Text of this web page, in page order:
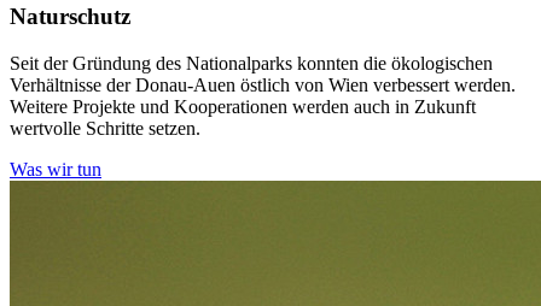
Naturschutz
Seit der Gründung des Nationalparks konnten die ökologischen
Verhältnisse der Donau-Auen östlich von Wien verbessert werden.
Weitere Projekte und Kooperationen werden auch in Zukunft
wertvolle Schritte setzen.
Was wir tun